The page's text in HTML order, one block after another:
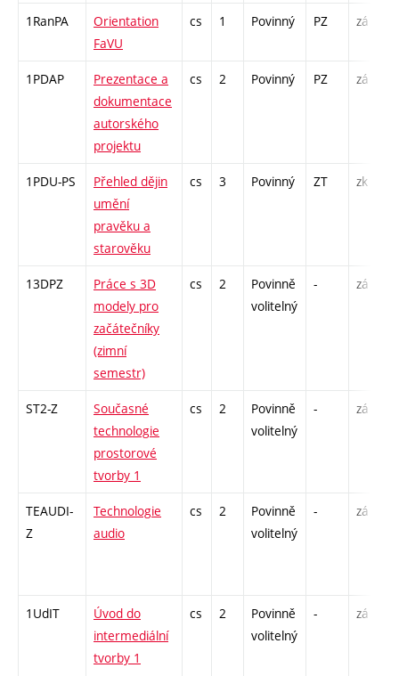
1RanPA
Orientation
FaVU
cs 1 Povinný PZ zá
1PDAP
Prezentace a
dokumentace
autorského
projektu
cs 2 Povinný PZ zá
1PDU-PS
Přehled dějin
umění
pravěku a
starověku
cs 3 Povinný ZT zk
13DPZ
Práce s 3D
modely pro
začátečníky
(zimní
semestr)
cs 2
Povinně
volitelný
- zá
ST2-Z
Současné
technologie
prostorové
tvorby 1
cs 2
Povinně
volitelný
- zá
TEAUDI-
Z
Technologie
audio
cs 2
Povinně
volitelný
- zá
1UdIT
Úvod do
intermediální
tvorby 1
cs 2
Povinně
volitelný
- zá